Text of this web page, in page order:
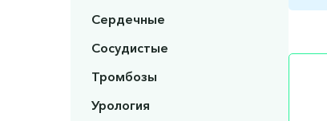
Сердечные
Сосудистые
Тромбозы
Урология